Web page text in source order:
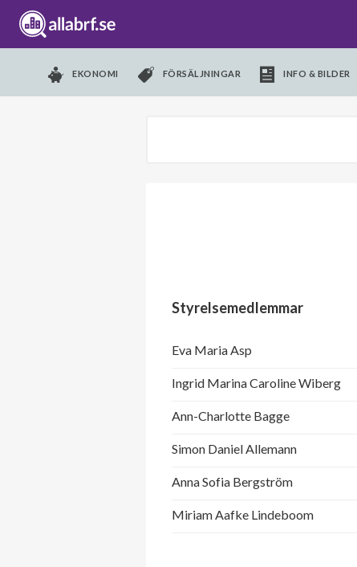
EKONOMI FÖRSÄLJNINGAR INFO & BILDER
Styrelsemedlemmar
Eva Maria Asp
Ingrid Marina Caroline Wiberg
Ann-Charlotte Bagge
Simon Daniel Allemann
Anna Sofia Bergström
Miriam Aafke Lindeboom